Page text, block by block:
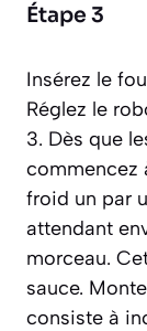
Étape 3
Insérez le
Réglez le
3. Dès que
commencez
froid un par
attendant
morceau.
sauce.
consiste à